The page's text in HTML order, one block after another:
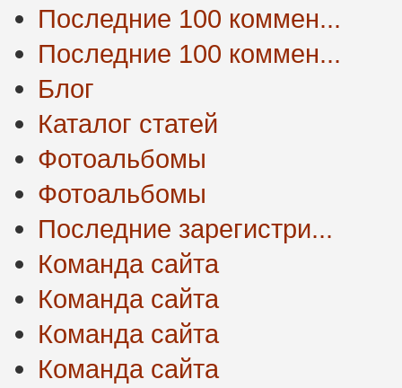
Последние 100 коммен...
Последние 100 коммен...
Блог
Каталог статей
Фотоальбомы
Фотоальбомы
Последние зарегистри...
Команда сайта
Команда сайта
Команда сайта
Команда сайта